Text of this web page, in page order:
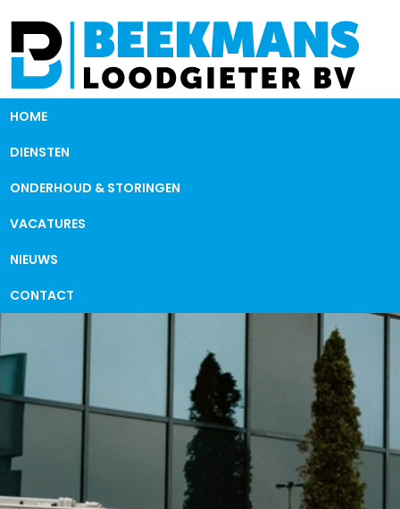
HOME
DIENSTEN
ONDERHOUD & STORINGEN
VACATURES
NIEUWS
CONTACT